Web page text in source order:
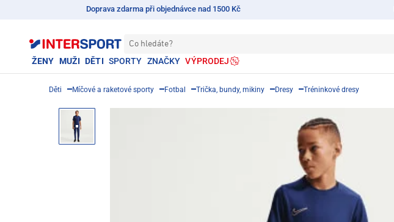
Doprava zdarma při objednávce nad 1500 Kč
Co hledáte?
ŽENY MUŽI DĚTI SPORTY ZNAČKY VÝPRODEJ
Děti Míčové a raketové sporty Fotbal Trička, bundy, mikiny Dresy Tréninkové dresy